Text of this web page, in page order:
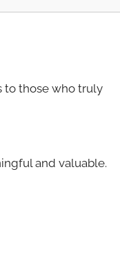
to those who truly
and valuable.